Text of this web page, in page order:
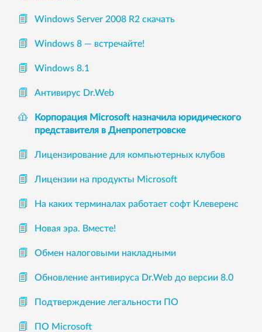
Windows Server 2008 R2 скачать
Windows 8 — встречайте!
Windows 8.1
Антивирус Dr.Web
Корпорация Microsoft назначила юридического
представителя в Днепропетровске
Лицензирование для компьютерных клубов
Лицензии на продукты Microsoft
На каких терминалах работает софт Клеверенс
Новая эра. Вместе!
Обмен налоговыми накладными
Обновление антивируса Dr.Web до версии 8.0
Подтверждение легальности ПО
ПО Microsoft